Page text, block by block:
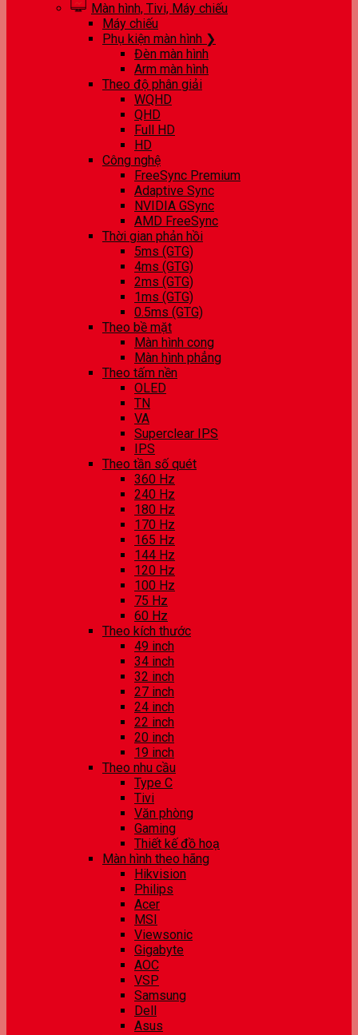
Màn hình, Tivi, Máy chiếu
Máy chiếu
Phụ kiện màn hình ❯
Đèn màn hình
Arm màn hình
Theo độ phân giải
WQHD
QHD
Full HD
HD
Công nghệ
FreeSync Premium
Adaptive Sync
NVIDIA GSync
AMD FreeSync
Thời gian phản hồi
5ms (GTG)
4ms (GTG)
2ms (GTG)
1ms (GTG)
0.5ms (GTG)
Theo bề mặt
Màn hình cong
Màn hình phẳng
Theo tấm nền
OLED
TN
VA
Superclear IPS
IPS
Theo tần số quét
360 Hz
240 Hz
180 Hz
170 Hz
165 Hz
144 Hz
120 Hz
100 Hz
75 Hz
60 Hz
Theo kích thước
49 inch
34 inch
32 inch
27 inch
24 inch
22 inch
20 inch
19 inch
Theo nhu cầu
Type C
Tivi
Văn phòng
Gaming
Thiết kế đồ hoạ
Màn hình theo hãng
Hikvision
Philips
Acer
MSI
Viewsonic
Gigabyte
AOC
VSP
Samsung
Dell
Asus